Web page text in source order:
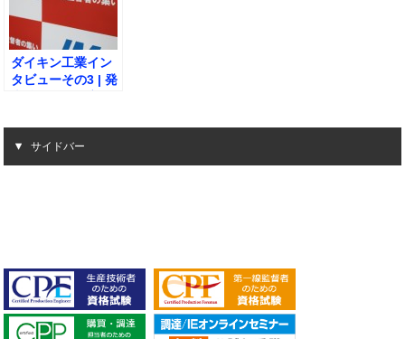
ダイキン工業イン
タビューその3 | 発
サイドバー